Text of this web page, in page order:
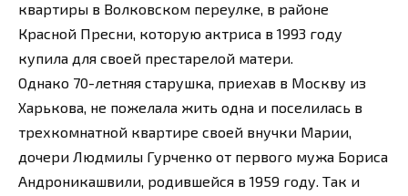
квартиры в Волковском переулке, в районе
Красной Пресни, которую актриса в 1993 году
купила для своей престарелой матери.
Однако 70-летняя старушка, приехав в Москву из
Харькова, не пожелала жить одна и поселилась в
трехкомнатной квартире своей внучки Марии,
дочери Людмилы Гурченко от первого мужа Бориса
Андроникашвили, родившейся в 1959 году. Так и